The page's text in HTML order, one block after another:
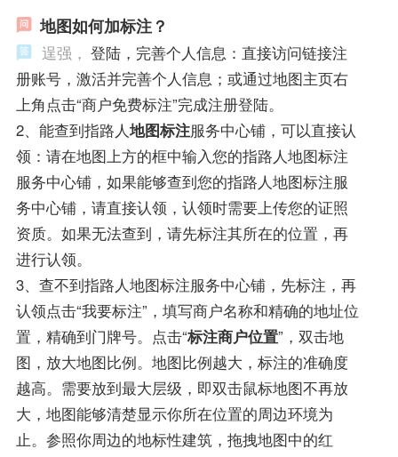
地图如何加标注？
逞强， 登陆，完善个人信息：直接访问链接注
册账号，激活并完善个人信息；或通过地图主页右
上角点击“商户免费标注”完成注册登陆。
2、能查到指路人地图标注服务中心铺，可以直接认
领：请在地图上方的框中输入您的指路人地图标注
服务中心铺，如果能够查到您的指路人地图标注服
务中心铺，请直接认领，认领时需要上传您的证照
资质。如果无法查到，请先标注其所在的位置，再
进行认领。
3、查不到指路人地图标注服务中心铺，先标注，再
认领点击“我要标注”，填写商户名称和精确的地址位
置，精确到门牌号。点击“标注商户位置”，双击地
图，放大地图比例。地图比例越大，标注的准确度
越高。需要放到最大层级，即双击鼠标地图不再放
大，地图能够清楚显示你所在位置的周边环境为
止。参照你周边的地标性建筑，拖拽地图中的红